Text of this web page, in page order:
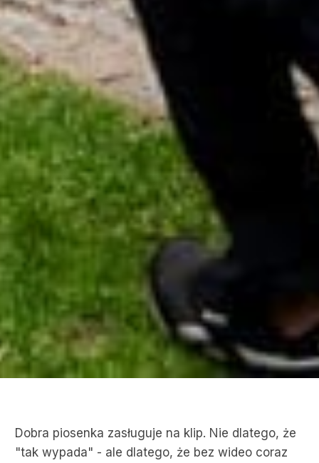
Dobra piosenka zasługuje na klip. Nie dlatego, że
"tak wypada" - ale dlatego, że bez wideo coraz